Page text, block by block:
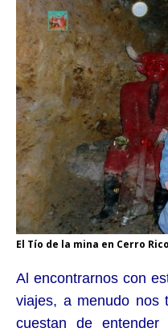
El Tío de la mina en Cerro
Al encontrarnos con
viajes, a menudo nos
cuestan de